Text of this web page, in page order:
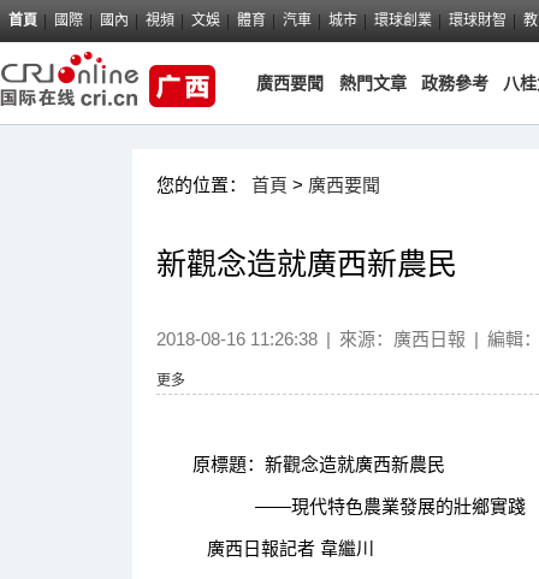
首頁 國際 國內 視頻 文娛 體育 汽車 城市 環球創業 環球財智
廣西要聞 熱門文章 政務參考 八
您的位置： 首頁 > 廣西要聞
新觀念造就廣西新農民
2018-08-16 11:26:38 | 來源： 廣西日報 | 編輯
更多
原標題：新觀念造就廣西新農民
——現代特色農業發展的壯鄉實踐
廣西日報記者 韋繼川